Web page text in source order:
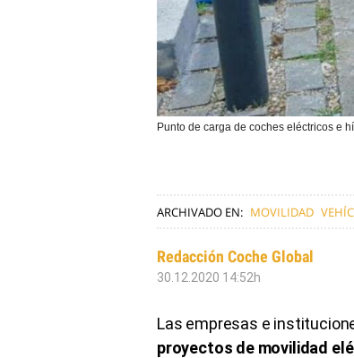
Punto de carga de coches eléctricos e
ARCHIVADO EN: MOVILIDAD
Redacción Coche Global
30.12.2020 14:52h
Las empresas e
proyectos de movilidad